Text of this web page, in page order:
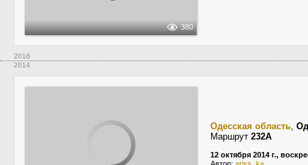
380
2016
2014
Одесская область,
Маршрут 232А
12 октября 2014 г.,